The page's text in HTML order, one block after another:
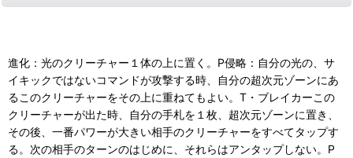
進化：光のクリーチャー１体の上に置く。P侵略：自分の光の、サ
イキックではないコマンドが攻撃する時、自分の超次元ゾーンにあ
るこのクリーチャーをその上に重ねてもよい。T・ブレイカーこの
クリーチャーが出た時、自分の手札を１枚、超次元ゾーンに置き、
その後、一番パワーが大きい相手のクリーチャーをすべてタップす
る。次の相手のターンのはじめに、それらはアンタップしない。P